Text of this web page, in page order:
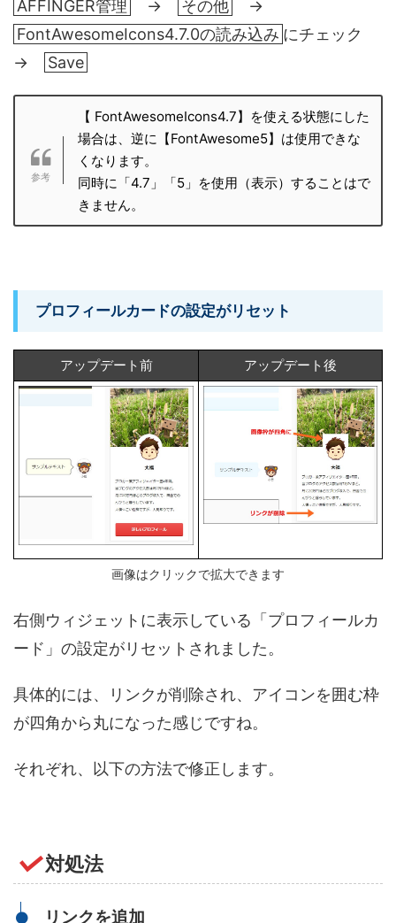
AFFINGER管理 → その他
→
FontAwesomeIcons4.7.0の読み込み にチェック
→
Save
【 FontAwesomeIcons4.7】を使える状態にした
場合は、逆に【FontAwesome5】は使用できな
くなります。
同時に「4.7」「5」を使用（表示）することはで
きません。
プロフィールカードの設定がリセット
アップデート前 アップデート後
画像はクリックで拡大できます
右側ウィジェットに表示している「プロフィールカ
ード」の設定がリセットされました。
具体的には、リンクが削除され、アイコンを囲む枠
が四角から丸になった感じですね。
それぞれ、以下の方法で修正します。
対処法
リンクを追加